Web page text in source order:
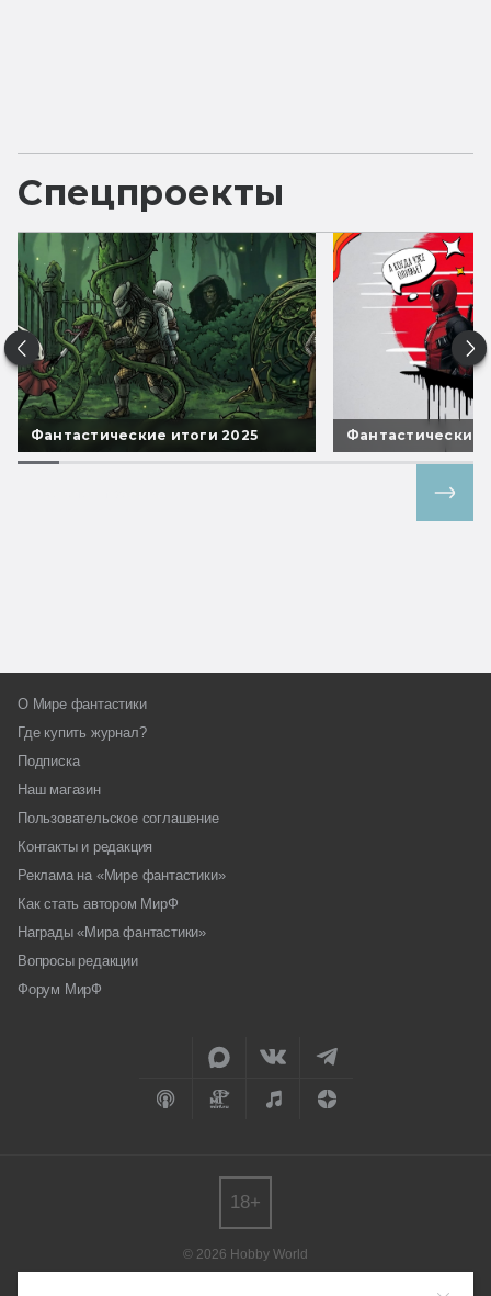
Спецпроекты
Фантастические итоги 2025 Фантастические
О Мире фантастики
Где купить журнал?
Подписка
Наш магазин
Пользовательское соглашение
Контакты и редакция
Реклама на «Мире фантастики»
Как стать автором МирФ
Награды «Мира фантастики»
Вопросы редакции
Форум МирФ
© 2026 Hobby World
18+